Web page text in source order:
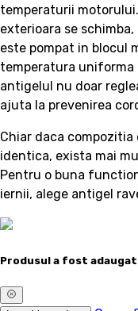
temperaturii
exterioara se
este pompat in blocul
temperatura
antigelul nu doar
ajuta la prevenirea
Chiar daca
identica, exista mai
Pentru o buna
iernii, alege antigel
Produsul a fost